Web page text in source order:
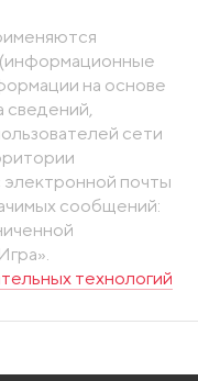
на основе
сведений,
сети
почты
сообщений:
технологий